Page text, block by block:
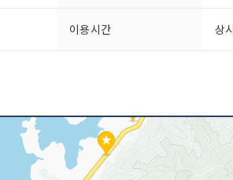
이용시간 상